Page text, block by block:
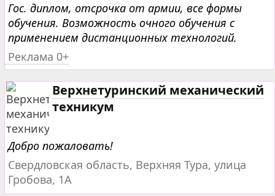
Гос. диплом, отсрочка от армии, все формы
обучения. Возможность очного обучения с
применением дистанционных технологий.
Реклама 0+
Верхнетуринский механический
техникум
Добро пожаловать!
Свердловская область, Верхняя Тура, улица
Гробова, 1А